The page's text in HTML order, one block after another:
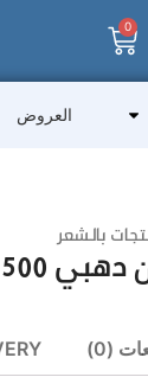
0
العروض
بالشعر
500 مل
(0)